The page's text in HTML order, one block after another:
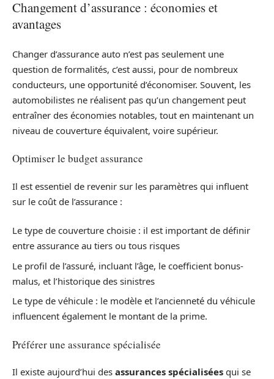
Changement d’assurance : économies et
avantages
Changer d’assurance auto n’est pas seulement une
question de formalités, c’est aussi, pour de nombreux
conducteurs, une opportunité d’économiser. Souvent, les
automobilistes ne réalisent pas qu’un changement peut
entraîner des économies notables, tout en maintenant un
niveau de couverture équivalent, voire supérieur.
Optimiser le budget assurance
Il est essentiel de revenir sur les paramètres qui influent
sur le coût de l’assurance :
Le type de couverture choisie : il est important de définir
entre assurance au tiers ou tous risques
Le profil de l’assuré, incluant l’âge, le coefficient bonus-
malus, et l’historique des sinistres
Le type de véhicule : le modèle et l’ancienneté du véhicule
influencent également le montant de la prime.
Préférer une assurance spécialisée
Il existe aujourd’hui des assurances spécialisées qui se